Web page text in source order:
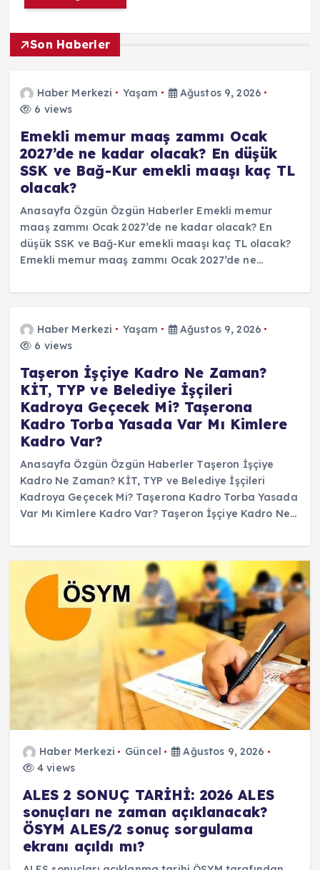
Son Haberler
Haber Merkezi Yaşam
Ağustos 9, 2026
6 views
Emekli memur maaş zammı Ocak
2027’de ne kadar olacak? En düşük
SSK ve Bağ-Kur emekli maaşı kaç TL
olacak?
Anasayfa Özgün Özgün Haberler Emekli memur
maaş zammı Ocak 2027’de ne kadar olacak? En
düşük SSK ve Bağ-Kur emekli maaşı kaç TL olacak?
Emekli memur maaş zammı Ocak 2027’de ne…
Haber Merkezi Yaşam
Ağustos 9, 2026
6 views
Taşeron İşçiye Kadro Ne Zaman?
KİT, TYP ve Belediye İşçileri
Kadroya Geçecek Mi? Taşerona
Kadro Torba Yasada Var Mı Kimlere
Kadro Var?
Anasayfa Özgün Özgün Haberler Taşeron İşçiye
Kadro Ne Zaman? KİT, TYP ve Belediye İşçileri
Kadroya Geçecek Mi? Taşerona Kadro Torba Yasada
Var Mı Kimlere Kadro Var? Taşeron İşçiye Kadro Ne…
Haber Merkezi Güncel
Ağustos 9, 2026
4 views
ALES 2 SONUÇ TARİHİ: 2026 ALES
sonuçları ne zaman açıklanacak?
ÖSYM ALES/2 sonuç sorgulama
ekranı açıldı mı?